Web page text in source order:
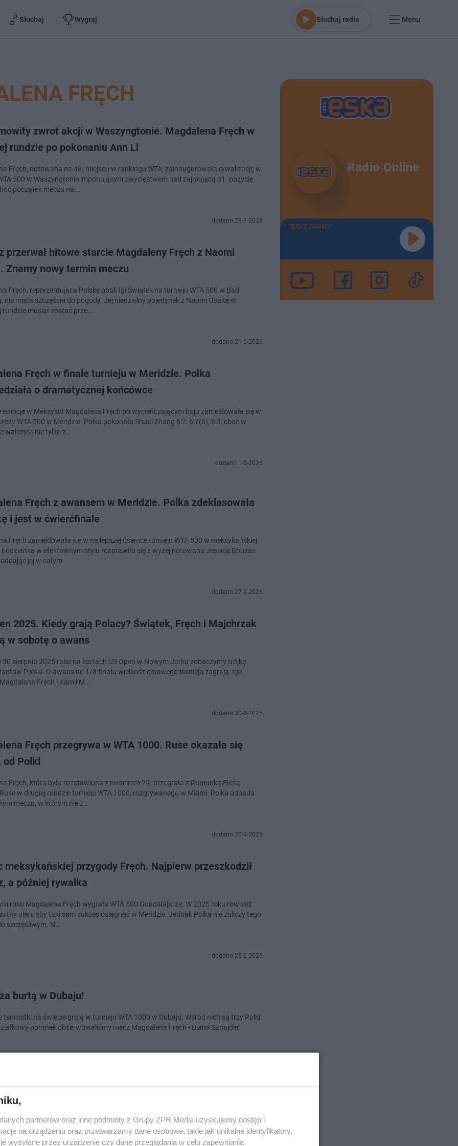
Słuchaj Wygraj Słuchaj radia Menu
FRĘCH
zwrot akcji w Waszyngtonie. Magdalena Fręch w
rundzie po pokonaniu Ann Li
Fręch, notowana na 48. miejscu w rankingu WTA, zainaugurowała rywalizację w
500 w Waszyngtonie imponującym zwycięstwem nad zajmującą 31. pozycję
początek meczu nal…
dodano 29-7-2026
przerwał hitowe starcie Magdaleny Fręch z Naomi
Znamy nowy termin meczu
Fręch, reprezentująca Polskę obok Igi Świątek na turnieju WTA 500 w Bad
nie miała szczęścia do pogody. Jej niedzielny pojedynek z Naomi Osaką w
musiał zostać prze…
dodano 21-6-2026
Fręch w finale turnieju w Meridzie. Polka
o dramatycznej końcówce
emocje w Meksyku! Magdalena Fręch po wycieńczającym boju zameldowała się w
WTA 500 w Meridzie. Polka pokonała Shuai Zhang 6:2, 6:7(6), 6:3, choć w
walczyła nie tylko z…
dodano 1-3-2026
Fręch z awansem w Meridzie. Polka zdeklasowała
i jest w ćwierćfinale
Fręch zameldowała się w najlepszej ósemce turnieju WTA 500 w meksykańskiej
Łodzianka w efektownym stylu rozprawiła się z wyżej notowaną Jessicą Bouzas
jej w całym…
dodano 27-2-2026
2025. Kiedy grają Polacy? Świątek, Fręch i Majchrzak
w sobotę o awans
30 sierpnia 2025 roku na kortach US Open w Nowym Jorku zobaczymy trójkę
Polski. O awans do 1/8 finału wielkoszlemowego turnieju zagrają: Iga
Fręch i Kamil M…
dodano 30-8-2025
Fręch przegrywa w WTA 1000. Ruse okazała się
od Polki
Fręch, która była rozstawiona z numerem 29. przegrała z Rumunką Eleną
w drugiej rundzie turnieju WTA 1000, rozgrywanego w Miami. Polka odpada
meczu, w którym nie z…
dodano 20-3-2025
meksykańskiej przygody Fręch. Najpierw przeszkodził
a później rywalka
roku Magdalena Fręch wygrała WTA 500 Guadalajarze. W 2025 roku również
plan, aby taki sam sukces osiągnąć w Meridzie. Jednak Polka nie zaliczy tego
szczęśliwym. N…
dodano 25-2-2025
burtą w Dubaju!
tenisistki na świecie grają w turnieju WTA 1000 w Dubaju. Wśród nich są trzy Polki.
poranek obserwowaliśmy mecz Magdalena Fręch - Diana Sznajder.
Fręch i Linette przenoszą się do Dubaju. Znamy
Radio Online
TERAZ GRAMY
partnerów oraz inne podmioty z Grupy ZPR Media uzyskujemy dostęp i
na urządzeniu oraz przetwarzamy dane osobowe, takie jak unikalne identyfikatory,
wysyłane przez urządzenie czy dane przeglądania w celu zapewniania